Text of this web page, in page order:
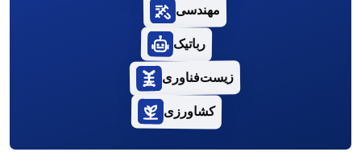
مهندسی
رباتیک
زیست‌فناوری
کشاورزی